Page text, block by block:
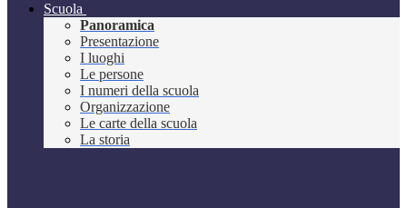
Scuola
Panoramica
Presentazione
I luoghi
Le persone
I numeri della scuola
Organizzazione
Le carte della scuola
La storia